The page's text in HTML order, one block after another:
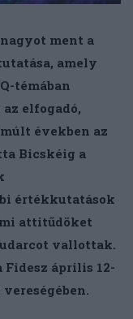
ment a
amely
témában
elfogadó,
években az
Bicskéig a
értékkutatások
attitűdöket
vallottak.
Fidesz április 12-